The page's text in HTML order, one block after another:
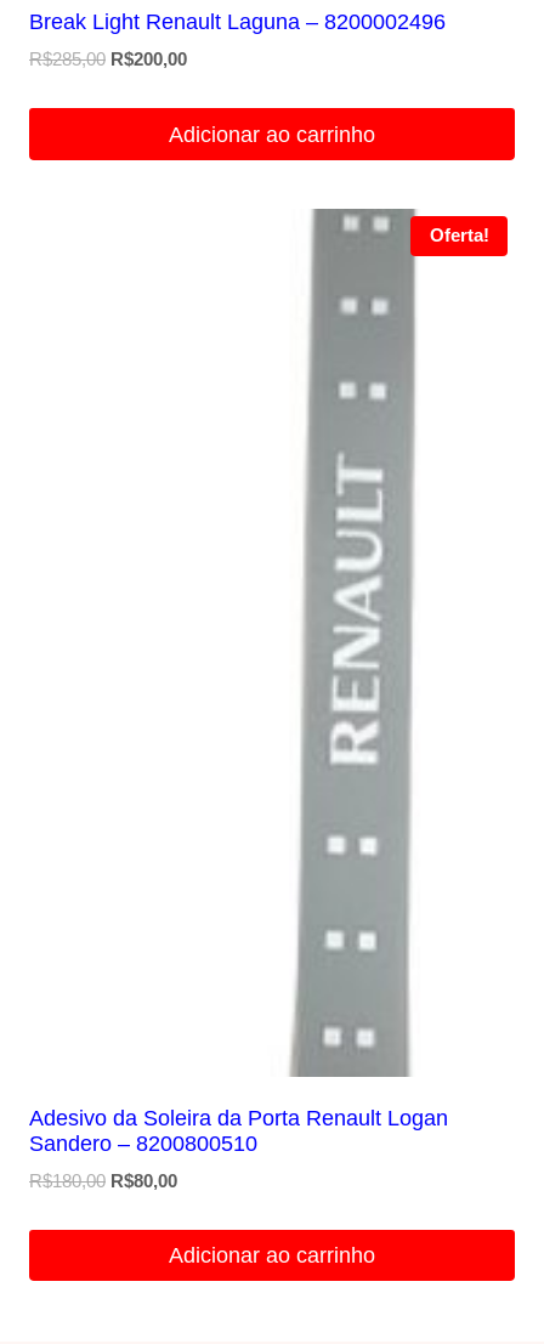
Break Light Renault Laguna – 8200002496
R$285,00 O
R$200,00O
é:
Adicionar ao carrinho
Oferta!
Adesivo da Soleira da Porta Renault Logan
Sandero – 8200800510
R$180,00 O
R$80,00O
é:
Adicionar ao carrinho